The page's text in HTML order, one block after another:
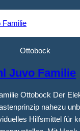
Ottobock
Juvo Familie
Ottobock Der
nahezu
Hilfsmittel für